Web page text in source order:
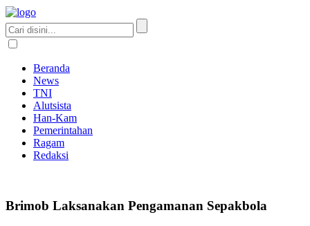
Beranda
News
TNI
Alutsista
Han-Kam
Pemerintahan
Ragam
Redaksi
Brimob Laksanakan Pengamanan Sepakbola